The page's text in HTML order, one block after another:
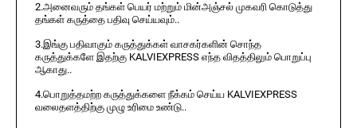
2.அனைவரும் தங்கள் பெயர் மற்றும் மின்அஞ்சல் முகவரி கொடுத்து
தங்கள் கருத்தை பதிவு செய்யவும்..
3.இங்கு பதிவாகும் கருத்துக்கள் வாசகர்களின் சொந்த
கருத்துக்களே இதற்கு KALVIEXPRESS எந்த விதத்திலும் பொறுப்பு
ஆகாது..
4.பொறுத்தமற்ற கருத்துக்களை நீக்கம் செய்ய KALVIEXPRESS
வலைதளத்திற்கு முழு உரிமை உண்டு..